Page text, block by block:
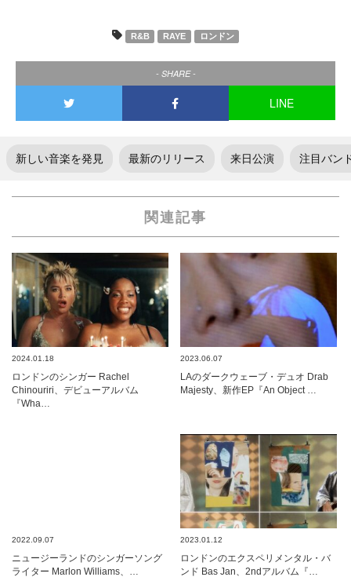
R&B RAYE ロンドン
- SHARE -
LINE
新しい音楽を発見 最新のリリース 来日公演 注目バン
関連記事
2024.01.18
ロンドンのシンガー Rachel
Chinouriri、デビューアルバム
『Wha…
2023.06.07
LAのダークウェーブ・デュオ Drab
Majesty、新作EP『An Object …
2022.09.07
ニュージーランドのシンガーソング
ライター Marlon Williams、…
2023.01.12
ロンドンのエクスペリメンタル・バ
ンド Bas Jan、2ndアルバム『…